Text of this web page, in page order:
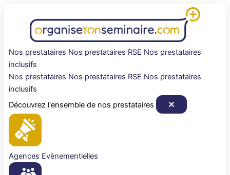
Nos prestataires Nos prestataires RSE Nos prestataires
inclusifs
Nos prestataires Nos prestataires RSE Nos prestataires
inclusifs
Découvrez l'ensemble de nos prestataires
Agences Evènementielles